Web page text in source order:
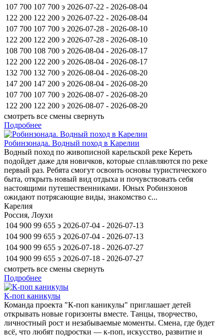
107 700 107 700 э 2026-07-22 - 2026-08-04
122 200 122 200 э 2026-07-22 - 2026-08-04
107 700 107 700 э 2026-07-28 - 2026-08-10
122 200 122 200 э 2026-07-28 - 2026-08-10
108 700 108 700 э 2026-08-04 - 2026-08-17
122 200 122 200 э 2026-08-04 - 2026-08-17
132 700 132 700 э 2026-08-04 - 2026-08-20
147 200 147 200 э 2026-08-04 - 2026-08-20
107 700 107 700 э 2026-08-07 - 2026-08-20
122 200 122 200 э 2026-08-07 - 2026-08-20
смотреть все смены свернуть
Подробнее
Робинзонада. Водный поход в Карелии
Водный поход по живописной карельской реке Кереть
подойдет даже для новичков, которые сплавляются по реке
первый раз. Ребята смогут освоить основы туристического
быта, открыть новый вид отдыха и почувствовать себя
настоящими путешественниками. Юных Робинзонов
ожидают потрясающие виды, знакомство с...
Карелия
Россия, Лоухи
104 900 99 655 э 2026-07-04 - 2026-07-13
104 900 99 655 э 2026-07-04 - 2026-07-13
104 900 99 655 э 2026-07-18 - 2026-07-27
104 900 99 655 э 2026-07-18 - 2026-07-27
смотреть все смены свернуть
Подробнее
К-поп каникулы
Команда проекта "К-поп каникулы" приглашает детей
открывать новые горизонты вместе. Танцы, творчество,
личностный рост и незабываемые моменты. Смена, где будет
всё, что любят подростки — к-поп, искусство, развитие и